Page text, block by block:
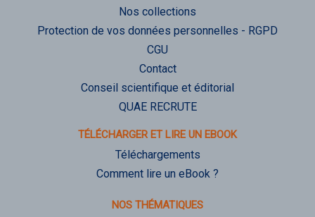
Nos collections
Protection de vos données personnelles - RGPD
CGU
Contact
Conseil scientifique et éditorial
QUAE RECRUTE
TÉLÉCHARGER ET LIRE UN EBOOK
Téléchargements
Comment lire un eBook ?
NOS THÉMATIQUES